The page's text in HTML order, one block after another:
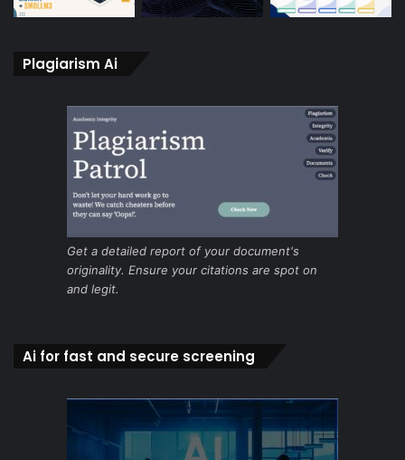
Plagiarism Ai
Get a detailed report of your document's
originality. Ensure your citations are spot on
and legit.
Ai for fast and secure screening